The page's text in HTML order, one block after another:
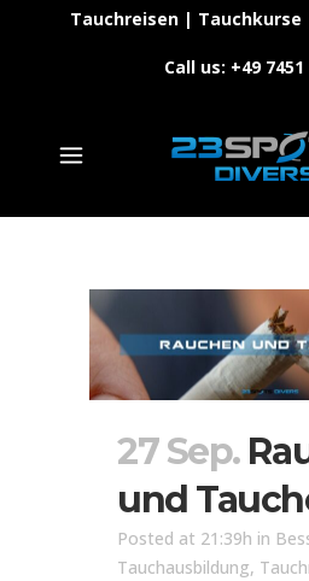
Tauchreisen |
Call us: +49 7451
27 Sep.
und
Posted at 21:39h in
Tauchausbildung,